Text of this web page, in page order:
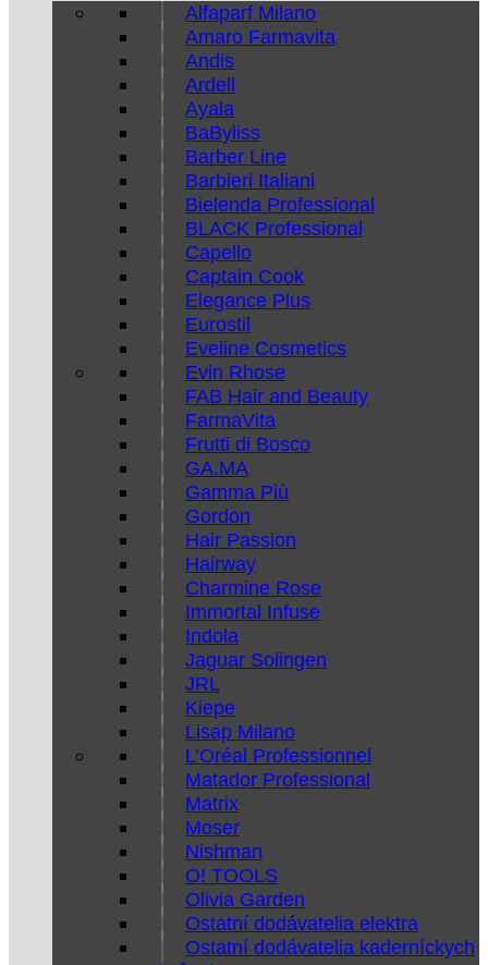
Alfaparf Milano
Amaro Farmavita
Andis
Ardell
Ayala
BaByliss
Barber Line
Barbieri Italiani
Bielenda Professional
BLACK Professional
Capello
Captain Cook
Elegance Plus
Eurostil
Eveline Cosmetics
Evin Rhose
FAB Hair and Beauty
FarmaVita
Frutti di Bosco
GA.MA
Gamma Più
Gordon
Hair Passion
Hairway
Charmine Rose
Immortal Infuse
Indola
Jaguar Solingen
JRL
Kiepe
Lisap Milano
L’Oréal Professionnel
Matador Professional
Matrix
Moser
Nishman
O! TOOLS
Olivia Garden
Ostatní dodávatelia elektra
Ostatní dodávatelia kaderníckych